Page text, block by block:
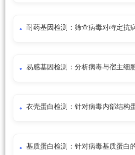
耐药基因检测：筛查病毒对特定抗
易感基因检测：分析病毒与宿主细
衣壳蛋白检测：针对病毒内部结构
基质蛋白检测：针对病毒基质蛋白